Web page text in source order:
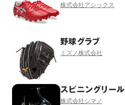
株式会社アシックス
野球グラブ
ミズノ株式会社
スピニングリール
株式会社シマノ